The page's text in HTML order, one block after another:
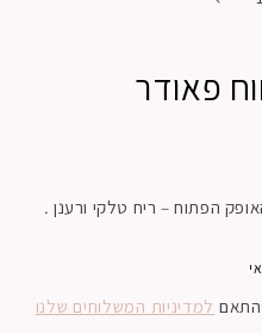
פאודר
הפתוח – ריח טלקי ורענן .
למדיניות המשלוחים שלנו